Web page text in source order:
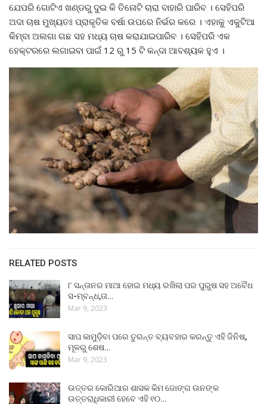
ଯେପରି ଗୋଟିଏ ଖଣ୍ଡରୁ ଦୁଇ କି ତିନୋଟି ଚାରା ବାହାରି ପାରିବ । ସେହିପରି
ଅଦା ଚାଷ ମୁଖ୍ୟତଃ ପ୍ରାକୃତିକ ବର୍ଷା ଉପରେ ନିର୍ଭର କରେ । ଏହାକୁ ଏକୁଟିଆ
କିମ୍ବା ଅଲଗା ଗଛ ସହ ମଧ୍ୟ ଚାଷ କରାଯାଇପାରିବ । ସେହିପରି ଏକ
ହେକ୍ଟରରେ ଲଗାଇବା ପାଇଁ 12 ରୁ 15 ଟି କନ୍ଦା ଆବଶ୍ୟକ ହୁଏ ।
RELATED POSTS
୮ ସନ୍ତାନର ମାଆ ହୋଇ ମଧ୍ୟ ରଖିଲା ପର ପୁରୁଷ ସହ ଅବୈଧ
ସ-ମ୍ବନ୍ଧ,ତା…
Mar 9, 2023
ସାପ କାମୁଡ଼ିବା ପରେ ତୁରନ୍ତ ବ୍ୟବହାର କରନ୍ତୁ ଏହି ଜିନିଷ,
ମୂଳରୁ ଶେଷ…
Mar 9, 2023
ଉତ୍ତର କୋରିଆର ଶାସକ କିମ ଜୋଙ୍ଗ ଉନଙ୍କ
ଉତ୍ତରାଧିକାରୀ ହେବେ ଏହି ୧୦…